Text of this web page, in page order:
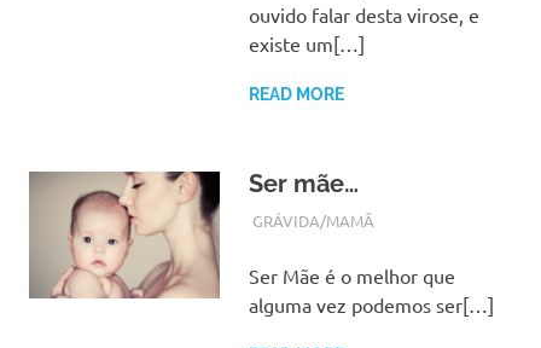
ouvido falar desta virose, e
existe um[…]
READ MORE
Ser mãe…
DEZEMBRO 8, 2017
ADMIN
GRÁVIDA/MAMÃ
Ser Mãe é o melhor que
alguma vez podemos ser[…]